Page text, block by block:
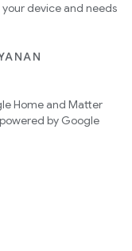
device and needs
Home and Matter
by Google